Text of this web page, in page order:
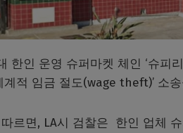
한인 운영 슈퍼마켓 체인 ‘슈
계적 임금 절도(wage theft)’ 소
르면, LA시 검찰은 한인 업체